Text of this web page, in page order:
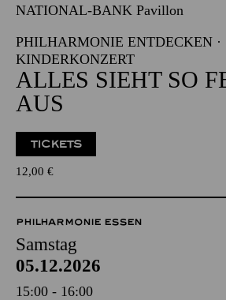
NATIONAL-BANK Pavillon
PHILHARMONIE ENTDECKEN ·
KINDERKONZERT
ALLES SIEHT SO
AUS
TICKETS
12,00 €
PHILHARMONIE ESSEN
Samstag
05.12.2026
15:00 - 16:00